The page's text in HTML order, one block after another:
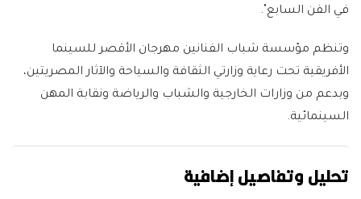
في الفن السابع".
وتنظم مؤسسة شباب الفنانين مهرجان الأقصر للسينما
الأفريقية تحت رعاية وزارتي الثقافة والسياحة والآثار المصريتين،
وبدعم من وزارات الخارجية والشباب والرياضة ونقابة المهن
السينمائية.
تحليل وتفاصيل إضافية